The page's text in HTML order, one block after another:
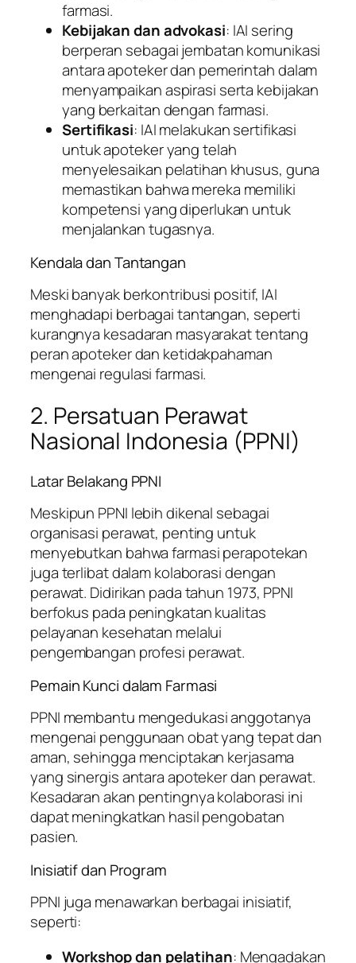
farmasi.
Kebijakan dan advokasi: IAI sering
berperan sebagai jembatan komunikasi
antara apoteker dan pemerintah dalam
menyampaikan aspirasi serta kebijakan
yang berkaitan dengan farmasi.
Sertifikasi: IAI melakukan sertifikasi
untuk apoteker yang telah
menyelesaikan pelatihan khusus, guna
memastikan bahwa mereka memiliki
kompetensi yang diperlukan untuk
menjalankan tugasnya.
Kendala dan Tantangan
Meski banyak berkontribusi positif, IAI
menghadapi berbagai tantangan, seperti
kurangnya kesadaran masyarakat tentang
peran apoteker dan ketidakpahaman
mengenai regulasi farmasi.
2. Persatuan Perawat
Nasional Indonesia (PPNI)
Latar Belakang PPNI
Meskipun PPNI lebih dikenal sebagai
organisasi perawat, penting untuk
menyebutkan bahwa farmasi perapotekan
juga terlibat dalam kolaborasi dengan
perawat. Didirikan pada tahun 1973, PPNI
berfokus pada peningkatan kualitas
pelayanan kesehatan melalui
pengembangan profesi perawat.
Pemain Kunci dalam Farmasi
PPNI membantu mengedukasi anggotanya
mengenai penggunaan obat yang tepat dan
aman, sehingga menciptakan kerjasama
yang sinergis antara apoteker dan perawat.
Kesadaran akan pentingnya kolaborasi ini
dapat meningkatkan hasil pengobatan
pasien.
Inisiatif dan Program
PPNI juga menawarkan berbagai inisiatif,
seperti:
Workshop dan pelatihan: Mengadakan